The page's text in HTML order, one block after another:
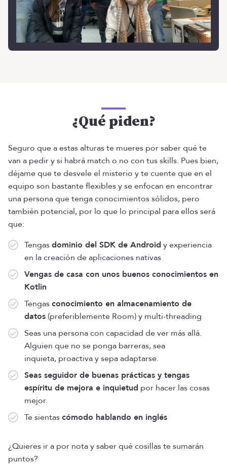
¿Qué piden?
Seguro que a estas alturas te mueres por saber qué te
van a pedir y si habrá match o no con tus skills. Pues bien,
déjame que te desvele el misterio y te cuente que en el
equipo son bastante flexibles y se enfocan en encontrar
una persona que tenga conocimientos sólidos, pero
también potencial, por lo que lo principal para ellos será
que:
Tengasdominio del SDK de Android y experiencia
en la creación de aplicaciones nativas
Vengas de casa con unos buenos conocimientos en
Kotlin
Tengasconocimiento en almacenamiento de
datos (preferiblemente Room) y multi-threading
Seas una persona con capacidad de ver más allá.
Alguien que no se ponga barreras, sea
inquieta, proactiva y sepa adaptarse.
Seas seguidor de buenas prácticas y tengas
espíritu de mejora e inquietud por hacer las cosas
mejor.
Te sientascómodo hablando en inglés
¿Quieres ir a por nota y saber qué cosillas te sumarán
puntos?